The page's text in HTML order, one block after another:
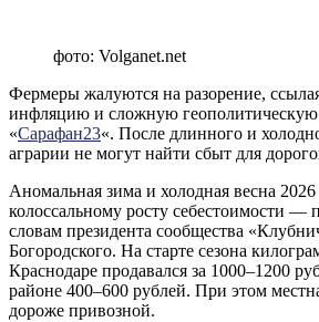
фото: Volganet.net
Фермеры жалуются на разорение,
инфляцию и сложную
«Сарафан23«. После длинного и
аграрии не могут найти сбыт для
Аномальная зима и холодная весна
колоссальному росту себестоимости —
словам президента сообщества
Богородского. На старте сезона
Краснодаре продавался за 1000–1200
районе 400–600 рублей. При этом
дороже привозной.